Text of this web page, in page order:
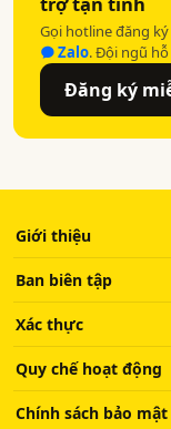
Gọi hotline đăng ký
Zalo. Đội ngũ
Đăng ký
Giới thiệu
Ban biên tập
Xác thực
Quy chế hoạt động
Chính sách bảo mật